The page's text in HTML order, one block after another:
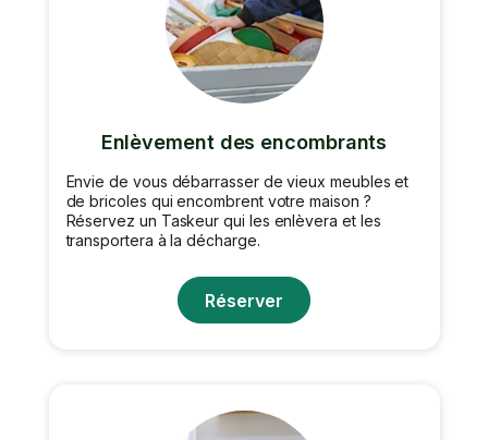
Enlèvement des encombrants
Envie de vous débarrasser de vieux meubles et
de bricoles qui encombrent votre maison ?
Réservez un Taskeur qui les enlèvera et les
transportera à la décharge.
Réserver